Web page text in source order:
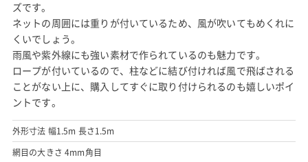
ズです。
ネットの周囲には重りが付いているため、風が吹いてもめくれに
くいでしょう。
雨風や紫外線にも強い素材で作られているのも魅力です。
ロープが付いているので、柱などに結び付ければ風で飛ばされる
ことがない上に、購入してすぐに取り付けられるのも嬉しいポイ
ントです。
外形寸法 幅1.5m 長さ1.5m
網目の大きさ 4mm角目